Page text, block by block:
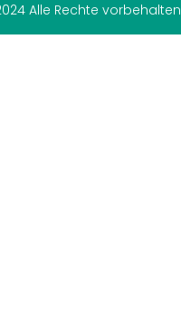
Alle Rechte vorbehalten